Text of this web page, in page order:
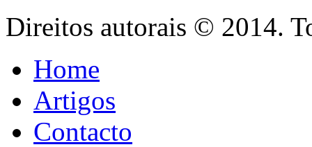
Direitos autorais © 2014.
Home
Artigos
Contacto